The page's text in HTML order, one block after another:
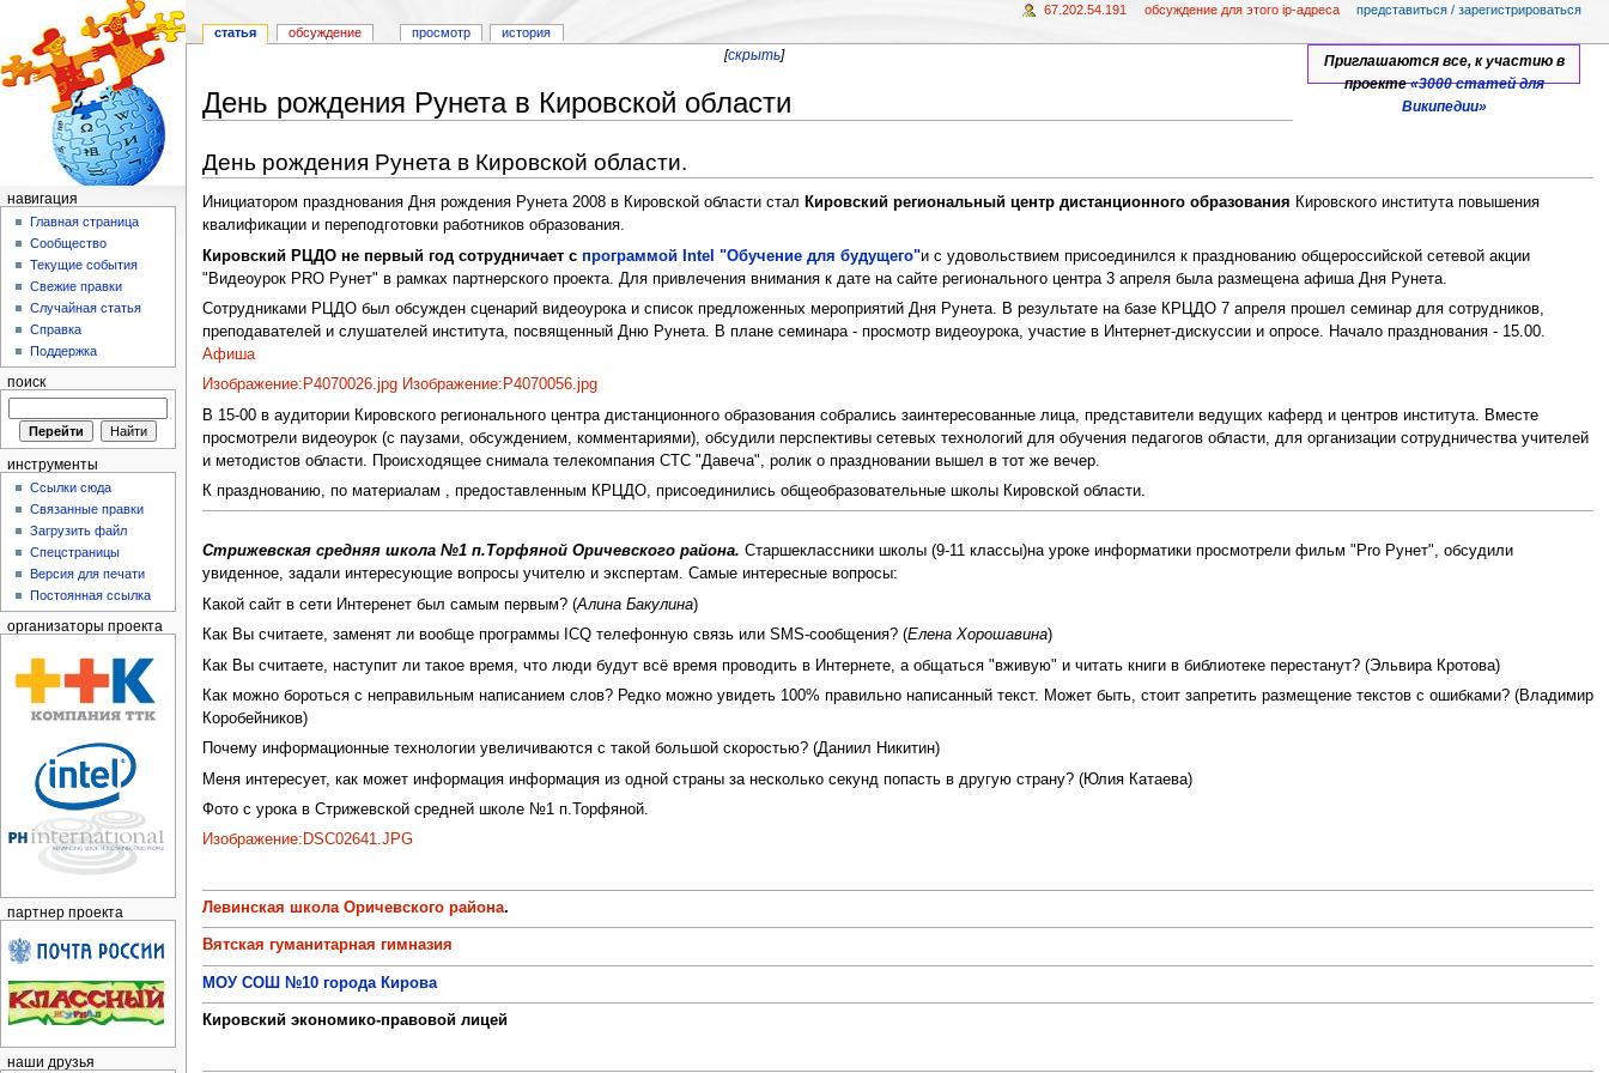
Приглашаются все, к участию в
проекте«3000 статей для
Википедии»
[скрыть]
День рождения Рунета в Кировской области
День рождения Рунета в Кировской области.
Инициатором празднования Дня рождения Рунета 2008 в Кировской области стал Кировский региональный центр дистанционного образования Кировского института повышения
квалификации и переподготовки работников образования.
Кировский РЦДО не первый год сотрудничает с программой Intel "Обучение для будущего"и с удовольствием присоединился к празднованию общероссийской сетевой акции
"Видеоурок PRO Рунет" в рамках партнерского проекта. Для привлечения внимания к дате на сайте регионального центра 3 апреля была размещена афиша Дня Рунета.
Сотрудниками РЦДО был обсужден сценарий видеоурока и список предложенных мероприятий Дня Рунета. В результате на базе КРЦДО 7 апреля прошел семинар для сотрудников,
преподавателей и слушателей института, посвященный Дню Рунета. В плане семинара - просмотр видеоурока, участие в Интернет-дискуссии и опросе. Начало празднования - 15.00.
Афиша
Изображение:P4070026.jpg Изображение:P4070056.jpg
В 15-00 в аудитории Кировского регионального центра дистанционного образования собрались заинтересованные лица, представители ведущих каферд и центров института. Вместе
просмотрели видеоурок (с паузами, обсуждением, комментариями), обсудили перспективы сетевых технологий для обучения педагогов области, для организации сотрудничества учителей
и методистов области. Происходящее снимала телекомпания СТС "Давеча", ролик о праздновании вышел в тот же вечер.
К празднованию, по материалам , предоставленным КРЦДО, присоединились общеобразовательные школы Кировской области.
Стрижевская средняя школа №1 п.Торфяной Оричевского района. Старшеклассники школы (9-11 классы)на уроке информатики просмотрели фильм "Pro Рунет", обсудили
увиденное, задали интересующие вопросы учителю и экспертам. Самые интересные вопросы:
Какой сайт в сети Интеренет был самым первым? (Алина Бакулина)
Как Вы считаете, заменят ли вообще программы ICQ телефонную связь или SMS-сообщения? (Елена Хорошавина)
Как Вы считаете, наступит ли такое время, что люди будут всё время проводить в Интернете, а общаться "вживую" и читать книги в библиотеке перестанут? (Эльвира Кротова)
Как можно бороться с неправильным написанием слов? Редко можно увидеть 100% правильно написанный текст. Может быть, стоит запретить размещение текстов с ошибками? (Владимир
Коробейников)
Почему информационные технологии увеличиваются с такой большой скоростью? (Даниил Никитин)
Меня интересует, как может информация информация из одной страны за несколько секунд попасть в другую страну? (Юлия Катаева)
Фото с урока в Стрижевской средней школе №1 п.Торфяной.
Изображение:DSC02641.JPG
Левинская школа Оричевского района.
Вятская гуманитарная гимназия
МОУ СОШ №10 города Кирова
Кировский экономико-правовой лицей
статья обсуждение просмотр история
67.202.54.191 обсуждение для этого ip-адреса представиться / зарегистрироваться
навигация
Главная страница
Сообщество
Текущие события
Свежие правки
Случайная статья
Справка
Поддержка
поиск
инструменты
Ссылки сюда
Связанные правки
Загрузить файл
Спецстраницы
Версия для печати
Постоянная ссылка
организаторы проекта
партнер проекта
наши друзья